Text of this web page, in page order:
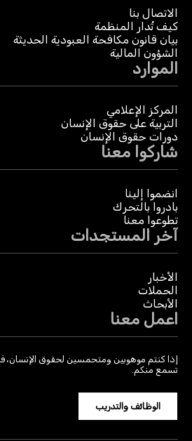
الاتصال بنا
كيف تُدار المنظمة
بيان قانون مكافحة العبودية الحديثة
الشؤون المالية
الموارد
المركز الإعلامي
التربية على حقوق الإنسان
دورات حقوق الإنسان
شاركوا معنا
انضموا إلينا
بادروا بالتحرك
تطوعوا معنا
آخر المستجدات
الأخبار
الحملات
الأبحاث
اعمل معنا
إذا كنتم موهوبين ومتحمسين لحقوق الإنسان،
تسمع منكم.
الوظائف والتدريب